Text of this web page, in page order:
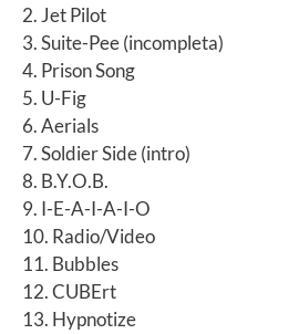
2. Jet Pilot
3. Suite-Pee (incompleta)
4. Prison Song
5. U-Fig
6. Aerials
7. Soldier Side (intro)
8. B.Y.O.B.
9. I-E-A-I-A-I-O
10. Radio/Video
11. Bubbles
12. CUBErt
13. Hypnotize